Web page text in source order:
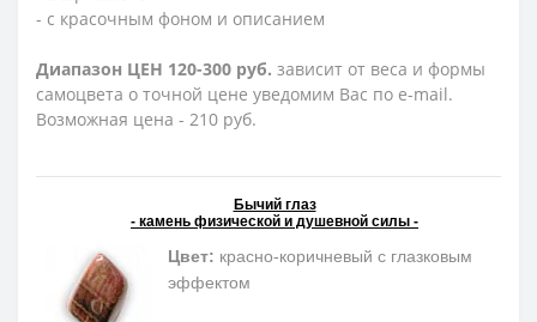
- с красочным фоном и описанием
Диапазон ЦЕН 120-300 руб. зависит от веса и формы
самоцвета о точной цене уведомим Вас по e-mail.
Возможная цена - 210 руб.
Бычий глаз
- камень физической и душевной силы -
Цвет: красно-коричневый с глазковым
эффектом